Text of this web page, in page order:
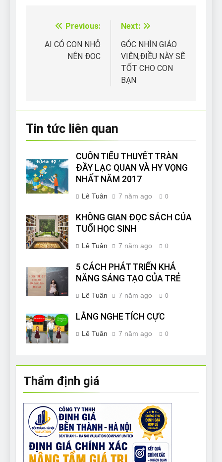
Điều
hướng
Previous:
AI CÓ CON NHỎ
NÊN ĐỌC
Next:
GÓC NHÌN GIÁO
VIÊN,ĐIỀU NÀY SẼ
TỐT CHO CON
BẠN
Tin tức liên quan
CUỐN TIỂU THUYẾT TRÀN
ĐẦY LẠC QUAN VÀ HY VỌNG
NHẤT NĂM 2017
Lê Tuân 7 năm ago 0
KHÔNG GIAN ĐỌC SÁCH CỦA
TUỔI HỌC SINH
Lê Tuân 7 năm ago 0
5 CÁCH PHÁT TRIỂN KHẢ
NĂNG SÁNG TẠO CỦA TRẺ
Lê Tuân 7 năm ago 0
LẮNG NGHE TÍCH CỰC
Lê Tuân 7 năm ago 0
Thẩm định giá